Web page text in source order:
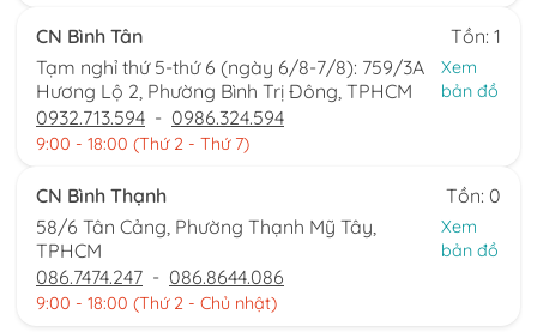
CN Bình Tân
Tồn: 1
Tạm nghỉ thứ 5-thứ 6 (ngày 6/8-7/8): 759/3A
Hương Lộ 2, Phường Bình Trị Đông, TPHCM
Xem
bản đồ
0932.713.594 - 0986.324.594
9:00 - 18:00 (Thứ 2 - Thứ 7)
CN Bình Thạnh
Tồn: 0
58/6 Tân Cảng, Phường Thạnh Mỹ Tây,
TPHCM
Xem
bản đồ
086.7474.247 - 086.8644.086
9:00 - 18:00 (Thứ 2 - Chủ nhật)